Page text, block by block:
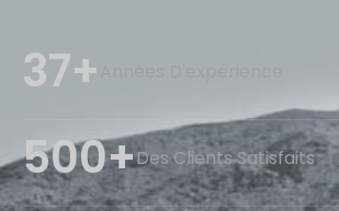
37+
500+Des Clients Satisfaits